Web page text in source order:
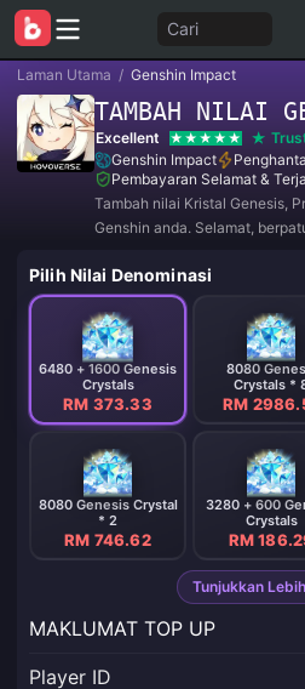
Cari
Laman Utama / Genshin Impact
TAMBAH NILAI
Excellent
Genshin Impact
Pembayaran Selamat &
Tambah nilai Kristal Genesis,
Genshin anda. Selamat,
Pilih Nilai Denominasi
6480 + 1600 Genesis
Crystals
RM 373.33
8080
Crystals *
RM
8080 Genesis Crystal
* 2
RM 746.62
3280 + 600
Crystals
RM
Tunjukkan Lebih
MAKLUMAT TOP UP
Player ID